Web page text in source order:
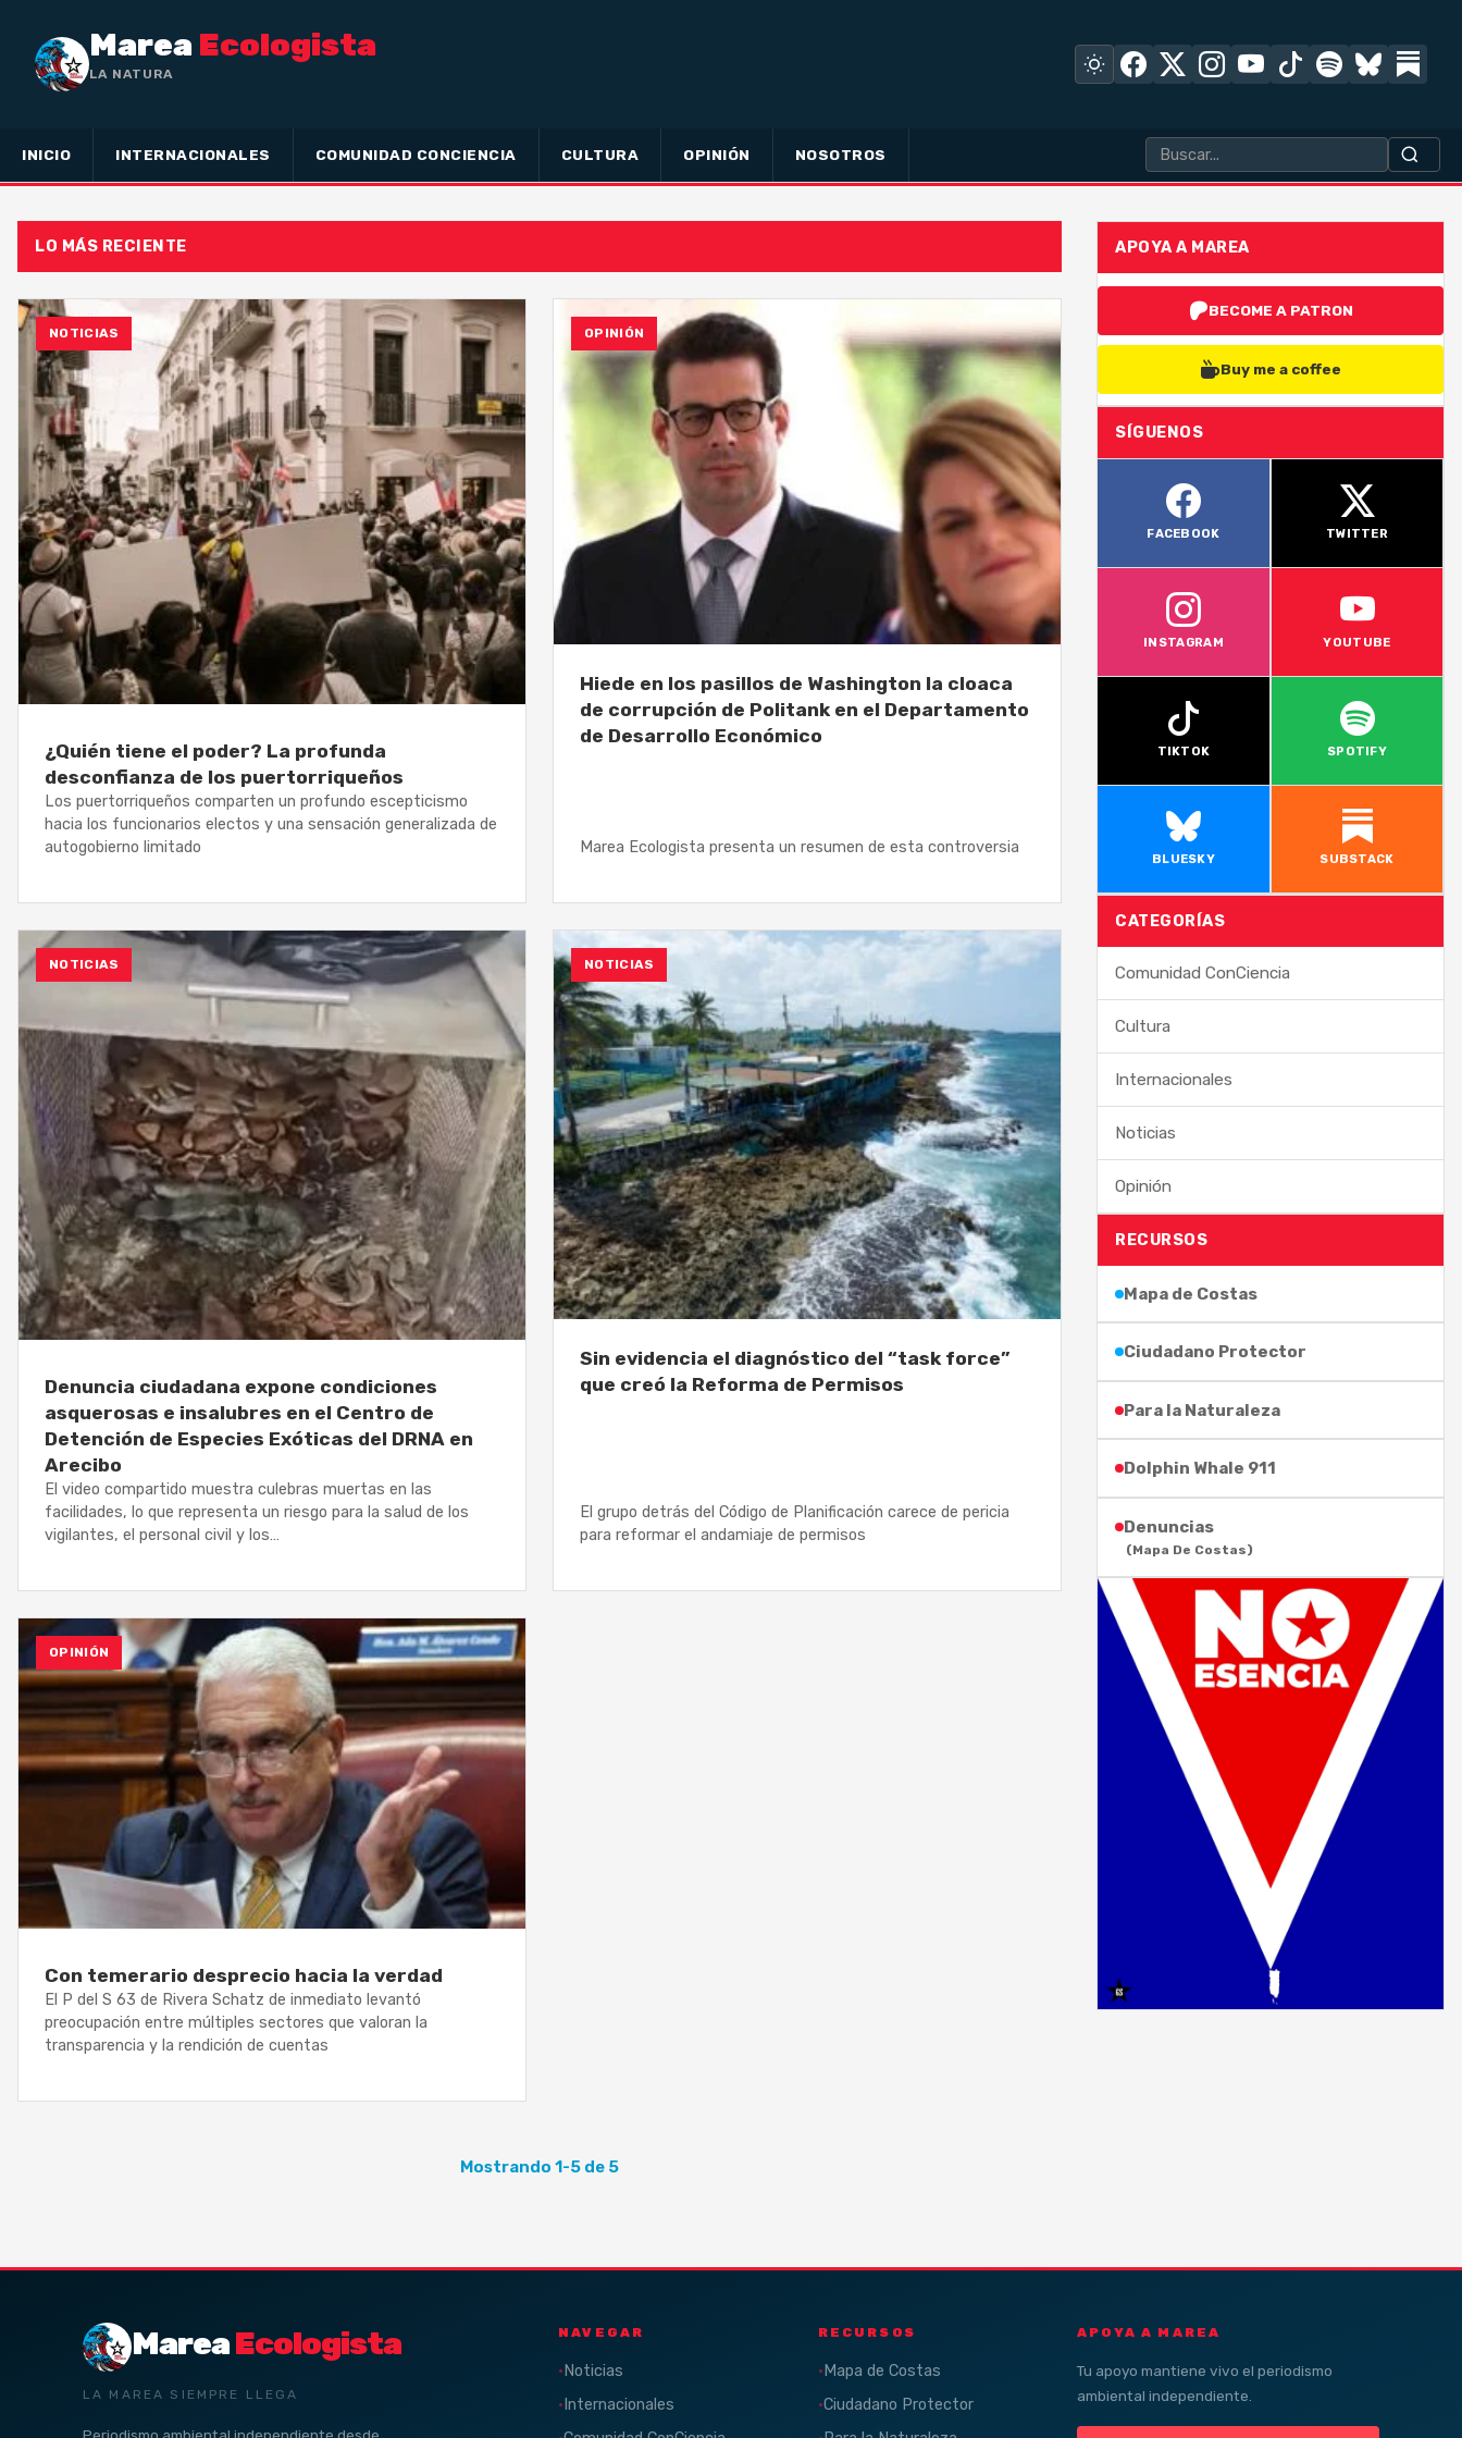
Marea Ecologista
LA NATURALEZA NO HA HECHO
INICIO INTERNACIONALES COMUNIDAD CONCIENCIA CULTURA OPINIÓN NOSOTROS
LO MÁS RECIENTE
NOTICIAS
¿Quién tiene el poder? La profunda
desconfianza de los puertorriqueños
Los puertorriqueños comparten un profundo escepticismo
hacia los funcionarios electos y una sensación generalizada de
autogobierno limitado
OPINIÓN
Hiede en los pasillos de Washington la cloaca
de corrupción de Politank en el Departamento
de Desarrollo Económico
Marea Ecologista presenta un resumen de esta controversia
NOTICIAS
Denuncia ciudadana expone condiciones
asquerosas e insalubres en el Centro de
Detención de Especies Exóticas del DRNA en
Arecibo
El video compartido muestra culebras muertas en las
facilidades, lo que representa un riesgo para la salud de los
vigilantes, el personal civil y los…
NOTICIAS
Sin evidencia el diagnóstico del “task force”
que creó la Reforma de Permisos
El grupo detrás del Código de Planificación carece de pericia
para reformar el andamiaje de permisos
OPINIÓN
Con temerario desprecio hacia la verdad
El P del S 63 de Rivera Schatz de inmediato levantó
preocupación entre múltiples sectores que valoran la
transparencia y la rendición de cuentas
Mostrando 1-5 de 5
APOYA A MAREA
BECOME A PATRON
Buy me a coffee
SÍGUENOS
FACEBOOK TWITTER
INSTAGRAM YOUTUBE
TIKTOK SPOTIFY
BLUESKY SUBSTACK
CATEGORÍAS
Comunidad ConCiencia
Cultura
Internacionales
Noticias
Opinión
RECURSOS
Mapa de Costas
Ciudadano Protector
Para la Naturaleza
Dolphin Whale 911
Denuncias
(Mapa De Costas)
MareaEcologista
LA MAREA SIEMPRE LLEGA
NAVEGAR
Noticias
Internacionales
RECURSOS
Mapa de Costas
Ciudadano Protector
APOYA A MAREA
Tu apoyo mantiene vivo el periodismo
ambiental independiente.